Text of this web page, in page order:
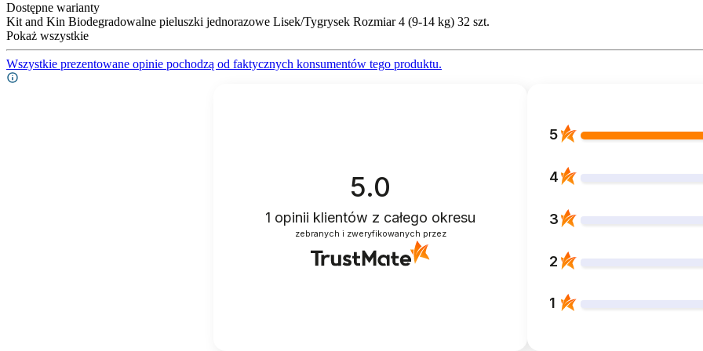
Dostępne warianty
Kit and Kin Biodegradowalne pieluszki jednorazowe Lisek/Tygrysek Rozmiar 4 (9-14 kg) 32 szt.
Pokaż wszystkie
Wszystkie prezentowane opinie pochodzą od faktycznych konsumentów tego produktu.
5.0
1 opinii klientów z całego okresu
zebranych i zweryfikowanych przez
5
4
3
2
1